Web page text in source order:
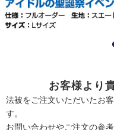
お客様より
法被をご注文いただいたお
す。
お問い合わせやご注文の参